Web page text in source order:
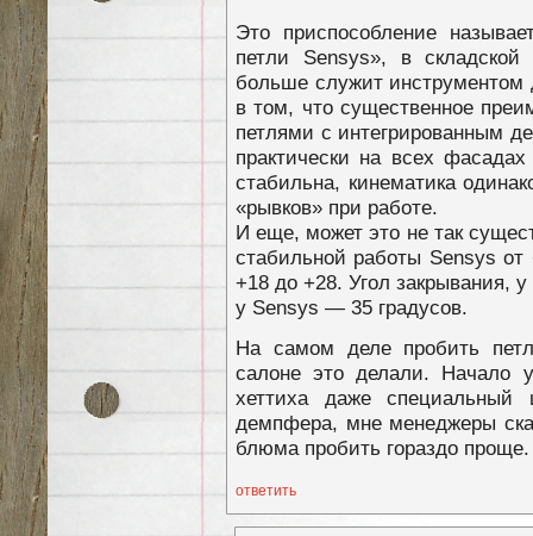
Это приспособление
петли Sensys», в
больше служит
в том, что существенное
петлями с интегрированным
практически на всех
стабильна, кинематика
«рывков» при работе.
И еще, может это не так
стабильной работы Sensys от
+18 до +28. Угол закрывания,
у Sensys — 35 градусов.
На самом деле пробить
салоне это делали. Начало
хеттиха даже
демпфера, мне менеджеры
блюма пробить гораздо проще.
ответить